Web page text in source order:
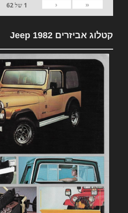
«
‹
1 של62
קטלוג אביזרים 1982 Jeep